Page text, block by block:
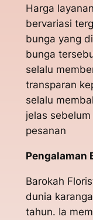
Harga
bervariasi
bunga yang
bunga
selalu
transparan
selalu
jelas
pesanan
Pengalaman
Barokah
dunia
tahun. Ia